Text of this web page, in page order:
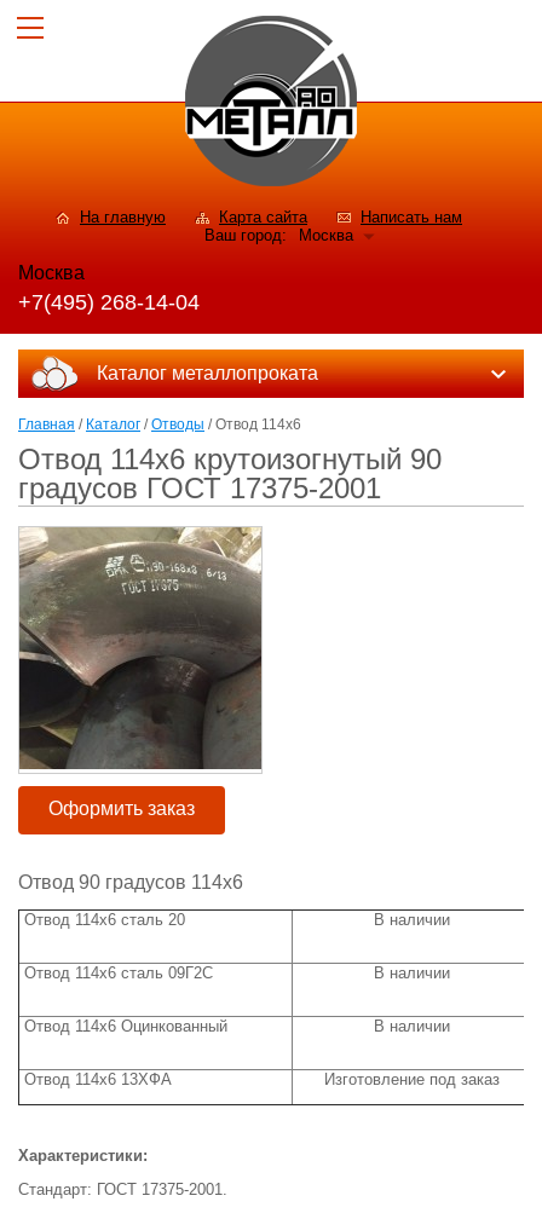
На главную Карта сайта
Написать нам
Ваш город:
Москва
Москва
+7(495) 268-14-04
Каталог металлопроката
Главная / Каталог /Отводы / Отвод 114х6
Отвод 114х6 крутоизогнутый 90
градусов ГОСТ 17375-2001
Оформить заказ
Отвод 90 градусов 114х6
Отвод 114х6 сталь 20 В наличии
Отвод 114х6 сталь 09Г2С В наличии
Отвод 114х6 Оцинкованный В наличии
Отвод 114х6 13ХФА Изготовление под заказ
Характеристики:
Стандарт: ГОСТ 17375-2001.